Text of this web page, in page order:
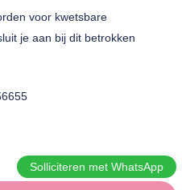
voor kwetsbare
je aan bij dit betrokken
Solliciteren met WhatsApp